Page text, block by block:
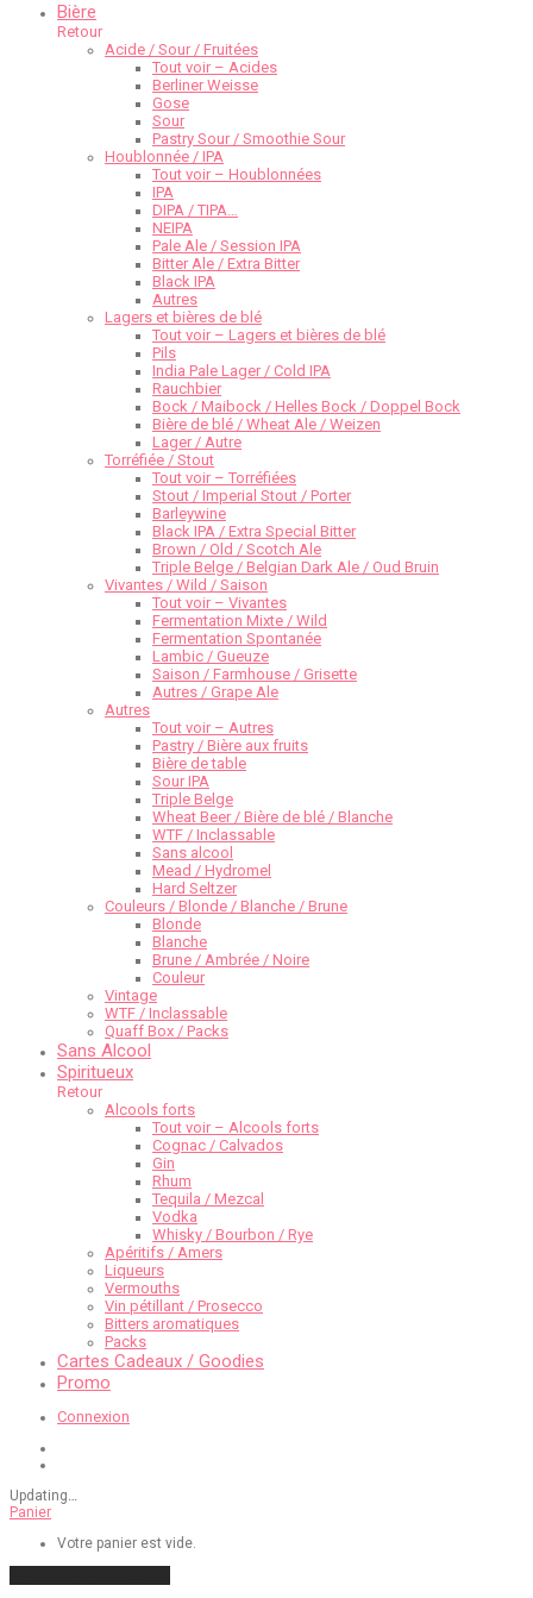
Bière
Retour
Acide / Sour / Fruitées
Tout voir – Acides
Berliner Weisse
Gose
Sour
Pastry Sour / Smoothie Sour
Houblonnée / IPA
Tout voir – Houblonnées
IPA
DIPA / TIPA…
NEIPA
Pale Ale / Session IPA
Bitter Ale / Extra Bitter
Black IPA
Autres
Lagers et bières de blé
Tout voir – Lagers et bières de blé
Pils
India Pale Lager / Cold IPA
Rauchbier
Bock / Maibock / Helles Bock / Doppel Bock
Bière de blé / Wheat Ale / Weizen
Lager / Autre
Torréfiée / Stout
Tout voir – Torréfiées
Stout / Imperial Stout / Porter
Barleywine
Black IPA / Extra Special Bitter
Brown / Old / Scotch Ale
Triple Belge / Belgian Dark Ale / Oud Bruin
Vivantes / Wild / Saison
Tout voir – Vivantes
Fermentation Mixte / Wild
Fermentation Spontanée
Lambic / Gueuze
Saison / Farmhouse / Grisette
Autres / Grape Ale
Autres
Tout voir – Autres
Pastry / Bière aux fruits
Bière de table
Sour IPA
Triple Belge
Wheat Beer / Bière de blé / Blanche
WTF / Inclassable
Sans alcool
Mead / Hydromel
Hard Seltzer
Couleurs / Blonde / Blanche / Brune
Blonde
Blanche
Brune / Ambrée / Noire
Couleur
Vintage
WTF / Inclassable
Quaff Box / Packs
Sans Alcool
Spiritueux
Retour
Alcools forts
Tout voir – Alcools forts
Cognac / Calvados
Gin
Rhum
Tequila / Mezcal
Vodka
Whisky / Bourbon / Rye
Apéritifs / Amers
Liqueurs
Vermouths
Vin pétillant / Prosecco
Bitters aromatiques
Packs
Cartes Cadeaux / Goodies
Promo
Connexion
Updating…
Panier
Votre panier est vide.